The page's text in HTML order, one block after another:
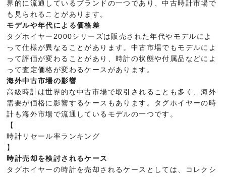
界的に流通しているブランドの一つであり、中古時計市場で
も見られることがあります。
モデルや年代による価格差
タグホイヤー2000シリーズは販売された年代やモデルによ
って仕様が異なることがあります。中古市場でもモデルによ
って評価が変わることがあり、時計の状態や付属品などによ
って査定価格が変わるケースがあります。
海外中古市場の影響
高級時計は世界的な中古市場で取引されることも多く、海外
需要が価格に影響するケースもあります。タグホイヤーの時
計も海外市場で流通しているモデルの一つです。
【
時計リセール率ランキング
】
時計売却を検討されるケース
タグホイヤーの時計を売却されるケースとしては、コレクシ